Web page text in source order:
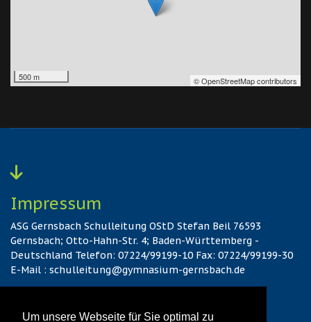
Um unsere Webseite für Sie optimal zu
500 m © OpenStreetMap contributors
Impressum
ASG Gernsbach Schulleitung OStD Stefan Beil 76593
Gernsbach; Otto-Hahn-Str. 4; Baden-Württemberg -
Deutschland Telefon: 07224/99199-10 Fax: 07224/99199-30
E-Mail : schulleitung@gymnasium-gernsbach.de